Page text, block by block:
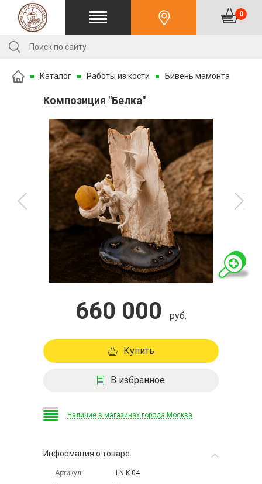
0
Каталог Работы из кости Бивень мамонта
Композиция "Белка"
660 000 руб.
Купить
В избранное
Наличие в магазинах города Москва
Информация о товаре
Артикул
LN-K-04